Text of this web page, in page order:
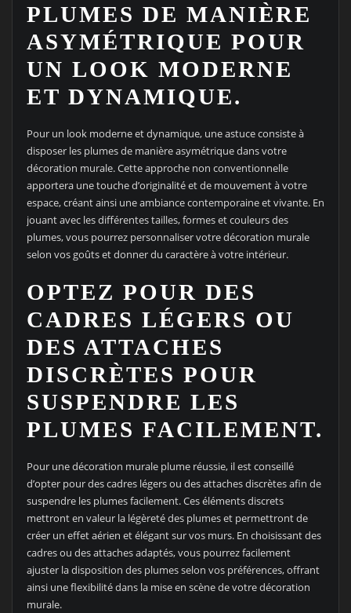
PLUMES DE MANIÈRE
ASYMÉTRIQUE POUR
UN LOOK MODERNE
ET DYNAMIQUE.
Pour un look moderne et dynamique, une astuce consiste à
disposer les plumes de manière asymétrique dans votre
décoration murale. Cette approche non conventionnelle
apportera une touche d’originalité et de mouvement à votre
espace, créant ainsi une ambiance contemporaine et vivante. En
jouant avec les différentes tailles, formes et couleurs des
plumes, vous pourrez personnaliser votre décoration murale
selon vos goûts et donner du caractère à votre intérieur.
OPTEZ POUR DES
CADRES LÉGERS OU
DES ATTACHES
DISCRÈTES POUR
SUSPENDRE LES
PLUMES FACILEMENT.
Pour une décoration murale plume réussie, il est conseillé
d’opter pour des cadres légers ou des attaches discrètes afin de
suspendre les plumes facilement. Ces éléments discrets
mettront en valeur la légèreté des plumes et permettront de
créer un effet aérien et élégant sur vos murs. En choisissant des
cadres ou des attaches adaptés, vous pourrez facilement
ajuster la disposition des plumes selon vos préférences, offrant
ainsi une flexibilité dans la mise en scène de votre décoration
murale.